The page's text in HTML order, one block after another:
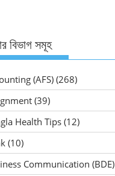
বিভাগ সমূহ
(AFS)(268)
(39)
Health Tips(12)
(10)
Communication (BDE)